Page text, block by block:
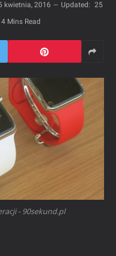
kwietnia, 2016 Updated: 25
4 Mins Read
- 90sekund.pl